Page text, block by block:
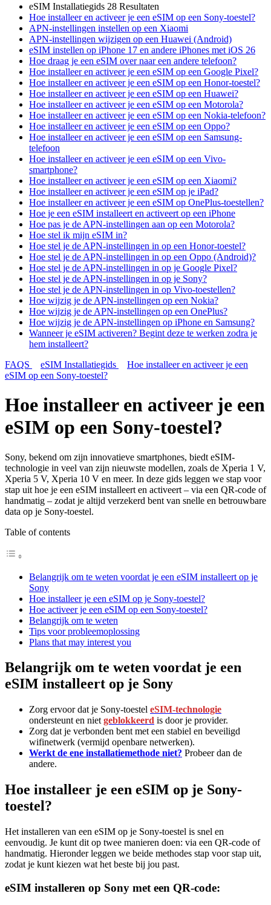
eSIM Installatiegids 28 Resultaten
Hoe installeer en activeer je een eSIM op een Sony-toestel?
APN-instellingen instellen op een Xiaomi
APN-instellingen wijzigen op een Huawei (Android)
eSIM instellen op iPhone 17 en andere iPhones met iOS 26
Hoe draag je een eSIM over naar een andere telefoon?
Hoe installeer en activeer je een eSIM op een Google Pixel?
Hoe installeer en activeer je een eSIM op een Honor-toestel?
Hoe installeer en activeer je een eSIM op een Huawei?
Hoe installeer en activeer je een eSIM op een Motorola?
Hoe installeer en activeer je een eSIM op een Nokia-telefoon?
Hoe installeer en activeer je een eSIM op een Oppo?
Hoe installeer en activeer je een eSIM op een Samsung-
telefoon
Hoe installeer en activeer je een eSIM op een Vivo-
smartphone?
Hoe installeer en activeer je een eSIM op een Xiaomi?
Hoe installeer en activeer je een eSIM op je iPad?
Hoe installeer en activeer je een eSIM op OnePlus-toestellen?
Hoe je een eSIM installeert en activeert op een iPhone
Hoe pas je de APN-instellingen aan op een Motorola?
Hoe stel ik mijn eSIM in?
Hoe stel je de APN-instellingen in op een Honor-toestel?
Hoe stel je de APN-instellingen in op een Oppo (Android)?
Hoe stel je de APN-instellingen in op je Google Pixel?
Hoe stel je de APN-instellingen in op je Sony?
Hoe stel je de APN-instellingen in op Vivo-toestellen?
Hoe wijzig je de APN-instellingen op een Nokia?
Hoe wijzig je de APN-instellingen op een OnePlus?
Hoe wijzig je de APN-instellingen op iPhone en Samsung?
Wanneer je eSIM activeren? Begint deze te werken zodra je
hem installeert?
FAQS
eSIM Installatiegids
Hoe installeer en activeer je een
eSIM op een Sony-toestel?
Hoe installeer en activeer je een
eSIM op een Sony-toestel?
Sony, bekend om zijn innovatieve smartphones, biedt eSIM-
technologie in veel van zijn nieuwste modellen, zoals de Xperia 1 V,
Xperia 5 V, Xperia 10 V en meer. In deze gids leggen we stap voor
stap uit hoe je een eSIM installeert en activeert – via een QR-code of
handmatig – zodat je altijd verzekerd bent van snelle en betrouwbare
data op je Sony-toestel.
Table of contents
Belangrijk om te weten voordat je een eSIM installeert op je
Sony
Hoe installeer je een eSIM op je Sony-toestel?
Hoe activeer je een eSIM op een Sony-toestel?
Belangrijk om te weten
Tips voor probleemoplossing
Plans that may interest you
Belangrijk om te weten voordat je een
eSIM installeert op je Sony
Zorg ervoor dat je Sony-toestel eSIM-technologie
ondersteunt en niet geblokkeerd is door je provider.
Zorg dat je verbonden bent met een stabiel en beveiligd
wifinetwerk (vermijd openbare netwerken).
Werkt de ene installatiemethode niet? Probeer dan de
andere.
Hoe installeer je een eSIM op je Sony-
toestel?
Het installeren van een eSIM op je Sony-toestel is snel en
eenvoudig. Je kunt dit op twee manieren doen: via een QR-code of
handmatig. Hieronder leggen we beide methodes stap voor stap uit,
zodat je kunt kiezen wat het beste bij jou past.
eSIM installeren op Sony met een QR-code: